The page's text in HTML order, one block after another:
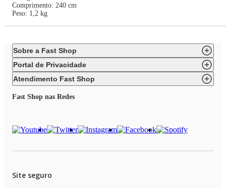
Comprimento: 240 cm
Peso: 1,2 kg
Sobre a Fast Shop
Portal de Privacidade
Atendimento Fast Shop
Fast Shop nas Redes
Site seguro